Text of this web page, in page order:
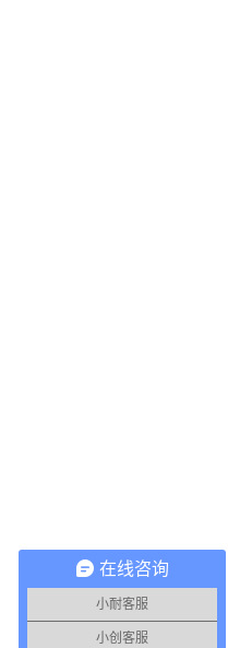
在线咨询
小耐客服
小创客服